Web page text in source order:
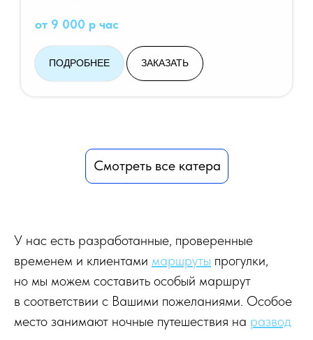
от 9 000 р час
ПОДРОБНЕЕ ЗАКАЗАТЬ
Смотреть все катера
У нас есть разработанные, проверенные
временем и клиентами маршруты прогулки,
но мы можем составить особый маршрут
в соответствии с Вашими пожеланиями. Особое
место занимают ночные путешествия на развод